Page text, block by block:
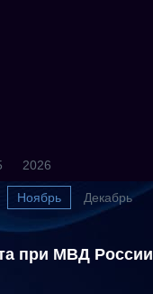
2026
Ноябрь Декабрь
при МВД России